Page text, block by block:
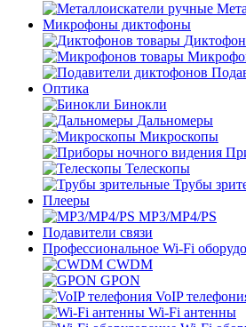
Микрофоны диктофоны
Оптика
Бинокли
Дальномеры
Микроскопы
Телескопы
Трубы
Плееры
MP3/MP4/PS
Подавители связи
Профессиональное Wi-Fi
CWDM
GPON
VoIP
Wi-Fi антенны